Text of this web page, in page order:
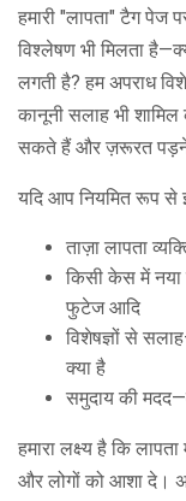
हमारी "लापता" टैग
विश्लेषण भी मिलता
लगती है? हम अपराध
कानूनी सलाह भी
सकते हैं और ज़रूरत पड़ने
यदि आप नियमित रूप से
ताज़ा लापता
किसी केस में नया
फुटेज आदि
विशेषज्ञों से
क्या है
समुदाय की
हमारा लक्ष्य है कि
और लोगों को आशा दे।